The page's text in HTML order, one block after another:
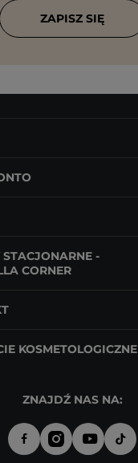
ZAPISZ SIĘ
STACJONARNE -
CORNER
KOSMETOLOGICZNE
ZNAJDŹ NAS NA: